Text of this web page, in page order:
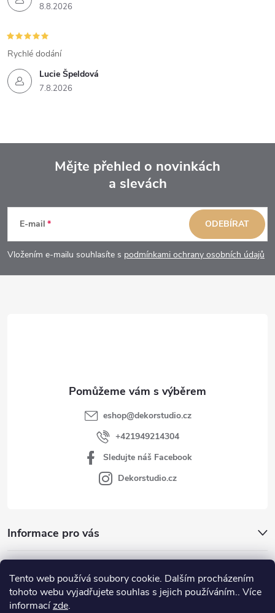
Tento web používá soubory cookie. Dalším procházením
tohoto webu vyjadřujete souhlas s jejich používáním.. Více
informacízde.
8.8.2026
Lucie Špeldová
7.8.2026
Rychlé dodání
p
a
Mějte přehled o novinkách
a slevách
E-mail
Vložením e-mailu souhlasíte s podmínkami ochrany osobních údajů
ODEBÍRAT
Informace pro vás
Facebook
eshop@dekorstudio.cz
+421949214304
Sledujte náš Facebook
Dekorstudio.cz